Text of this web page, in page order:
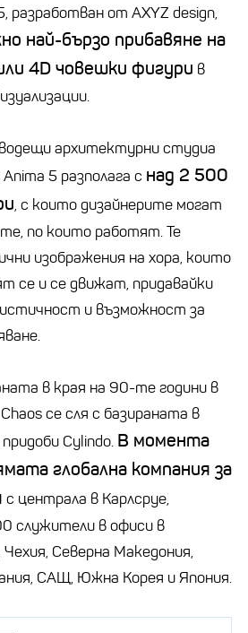
от AXYZ design,
най-бързо прибавяне на
4D човешки фигури в
архитектурни студиа
5 разполага с над 2 500
, с които дизайнерите могат
по които работят. Те
изображения на хора, които
се и се движат, придавайки
и възможност за
в края на 90-те години в
се сля с базираната в
Cylindo. В момeнта
глобална компания за
с централа в Карлсруе,
служители в офиси в
Чехия, Северна Македония,
САЩ, Южна Корея и Япония.